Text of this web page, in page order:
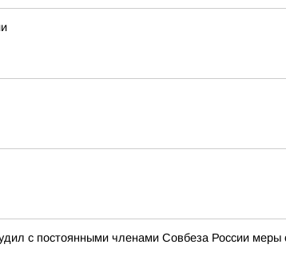
с постоянными членами Совбеза России меры